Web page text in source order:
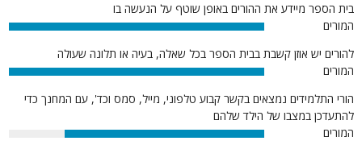
בית הספר מיידע את ההורים באופן שוטף על הנעשה בו
המורים
100%
להורים יש אוזן קשבת בבית הספר בכל שאלה, בעיה או תלונה שעולה
המורים
100%
הורי התלמידים נמצאים בקשר קבוע טלפוני, מייל, סמס וכד', עם המחנך כדי
להתעדכן במצבו של הילד שלהם
המורים
78%